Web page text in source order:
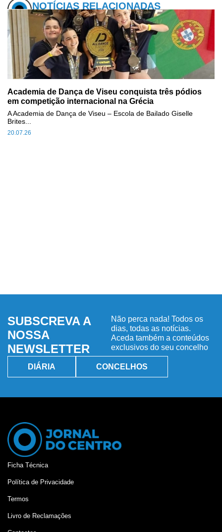
NOTÍCIAS RELACIONADAS
Academia de Dança de Viseu conquista três pódios
em competição internacional na Grécia
20.07.26
A Academia de Dança de Viseu – Escola de Bailado Giselle
Brites...
SUBSCREVA A
NOSSA
NEWSLETTER
Não perca nada! Todos os
dias, todas as notícias.
Aceda também a conteúdos
exclusivos do seu concelho
DIÁRIA CONCELHOS
Ficha Técnica
Política de Privacidade
Termos
Livro de Reclamações